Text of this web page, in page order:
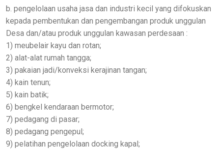
b. pengelolaan usaha jasa dan industri kecil yang difokuskan
kepada pembentukan dan pengembangan produk unggulan
Desa dan/atau produk unggulan kawasan perdesaan :
1) meubelair kayu dan rotan;
2) alat-alat rumah tangga;
3) pakaian jadi/konveksi kerajinan tangan;
4) kain tenun;
5) kain batik;
6) bengkel kendaraan bermotor;
7) pedagang di pasar;
8) pedagang pengepul;
9) pelatihan pengelolaan docking kapal;